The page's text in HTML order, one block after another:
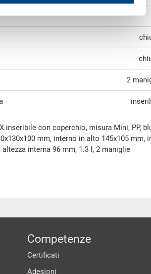
2
inseribile con coperchio, misura Mini, PP,
mm, interno in alto 145x105 mm,
interna 96 mm, 1.3 l, 2 maniglie
Competenze
Certificati
Adesioni